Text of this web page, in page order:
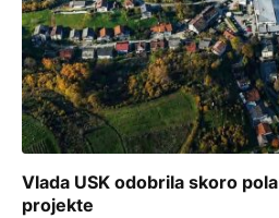
Vlada USK odobrila skoro
projekte